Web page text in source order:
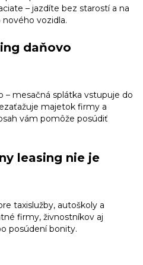
– jazdíte bez starostí a na
vozidla.
daňovo
– mesačná splátka vstupuje do
majetok firmy a
vám pomôže posúdiť
leasing nie je
taxislužby, autoškoly a
firmy, živnostníkov aj
posúdení bonity.